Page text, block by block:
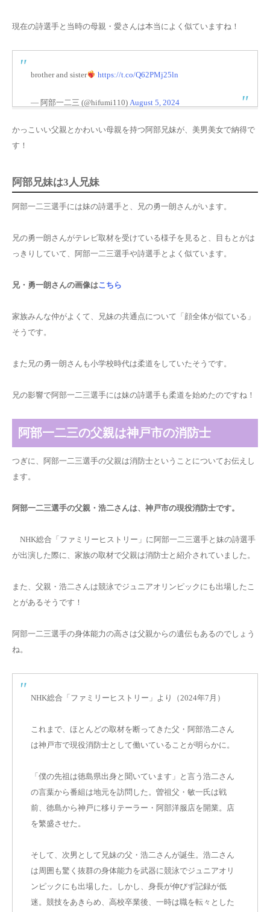
現在の詩選手と当時の母親・愛さんは本当によく似ていますね！
brother and sister https://t.co/Q62PMj25ln
— 阿部一二三 (@hifumi110) August 5, 2024
かっこいい父親とかわいい母親を持つ阿部兄妹が、美男美女で納得で
す！
阿部兄妹は3人兄妹
阿部一二三選手には妹の詩選手と、兄の勇一朗さんがいます。
兄の勇一朗さんがテレビ取材を受けている様子を見ると、目もとがは
っきりしていて、阿部一二三選手や詩選手とよく似ています。
兄・勇一朗さんの画像はこちら
家族みんな仲がよくて、兄妹の共通点について「顔全体が似ている」
そうです。
また 兄の勇一朗さんも小学校時代は柔道をしていたそうです。
兄の影響で阿部一二三選手には妹の詩選手も柔道を始めたのですね！
阿部一二三の父親は神戸市の消防士
つぎに、阿部一二三選手の父親は消防士ということについてお伝えし
ます。
阿部一二三選手の父親・浩二さんは、神戸市の現役消防士です。
NHK総合「ファミリーヒストリー」に阿部一二三選手と妹の詩選手
が出演した際に、家族の取材で父親は消防士と紹介されていました。
また、 父親・浩二さんは競泳でジュニアオリンピックにも出場 したこ
とがあるそうです！
阿部一二三選手の身体能力の高さは父親からの遺伝もあるのでしょう
ね。
NHK総合「ファミリーヒストリー」より（2024年7月）
これまで、ほとんどの取材を断ってきた父・阿部浩二さん
は神戸市で現役消防士として働いていることが明らかに。
「僕の先祖は徳島県出身と聞いています」と言う浩二さん
の言葉から番組は地元を訪問した。曽祖父・敏一氏は戦
前、徳島から神戸に移りテーラー・阿部洋服店を開業。店
を繁盛させた。
そして、次男として兄妹の父・浩二さんが誕生。浩二さん
は周囲も驚く抜群の身体能力を武器に競泳でジュニアオリ
ンピックにも出場した。しかし、身長が伸びず記録が低
迷。競技をあきらめ、高校卒業後、一時は職を転々とした